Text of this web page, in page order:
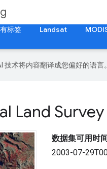
标签 Landsat
技术将内容翻译成您偏好的语言
Land
数据集可用时
2003-07-